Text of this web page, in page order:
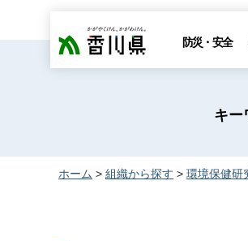
香川県 防災・安全
キー
ホーム > 組織から探す > 環境保健研